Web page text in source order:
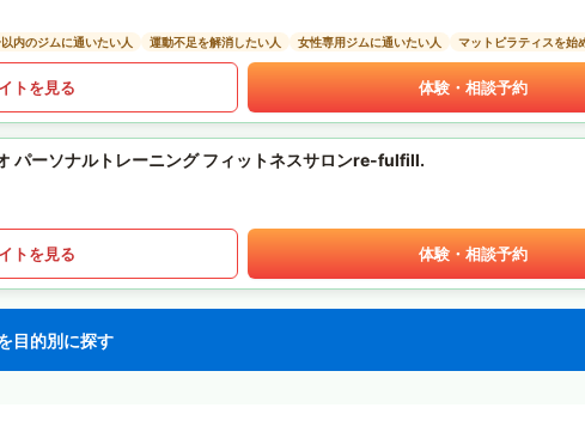
内のジムに通いたい人 運動不足を解消したい人 女性専用ジムに通いたい人 マットピラティスを始
トを見る 体験・相談予約
パーソナルトレーニング フィットネスサロンre-fulfill.
トを見る 体験・相談予約
目的別に探す